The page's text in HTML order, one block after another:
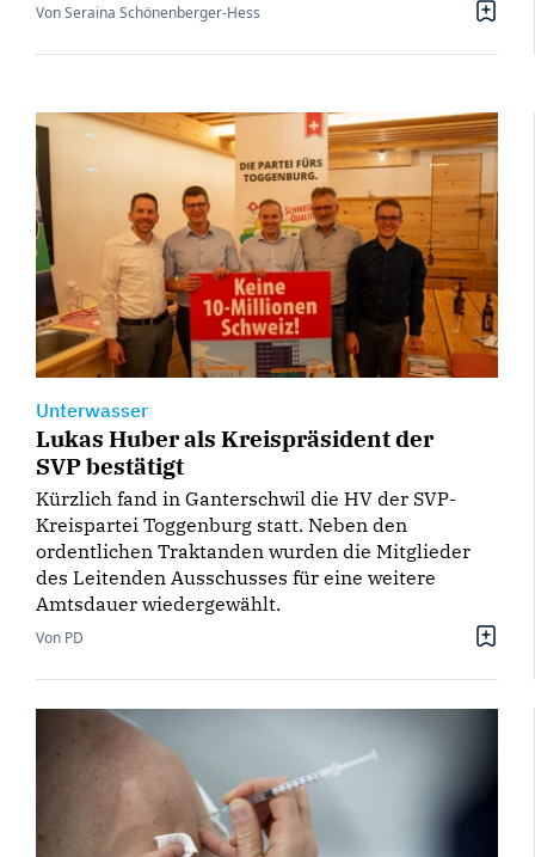
Von Seraina Schönenberger-Hess
Unterwasser
Lukas Huber als Kreispräsident der
SVP bestätigt
Kürzlich fand in Ganterschwil die HV der SVP-
Kreispartei Toggenburg statt. Neben den
ordentlichen Traktanden wurden die Mitglieder
des Leitenden Ausschusses für eine weitere
Amtsdauer wiedergewählt.
Von PD